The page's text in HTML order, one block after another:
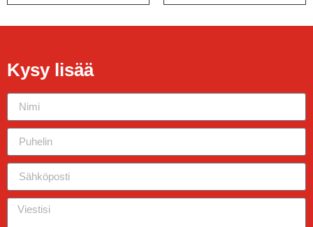
Kysy lisää